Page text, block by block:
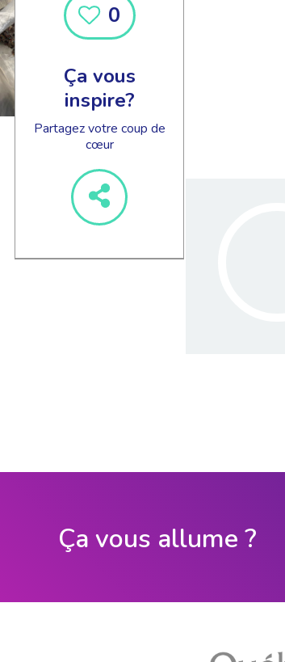
0
Ça vous
inspire?
Partagez votre coup de
cœur
Ça vous allume ?